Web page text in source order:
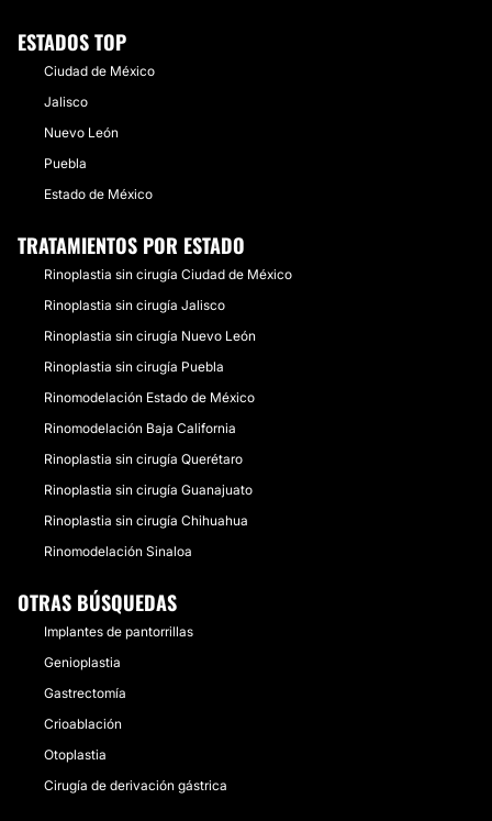
ESTADOS TOP
Ciudad de México
Jalisco
Nuevo León
Puebla
Estado de México
TRATAMIENTOS POR ESTADO
Rinoplastia sin cirugía Ciudad de México
Rinoplastia sin cirugía Jalisco
Rinoplastia sin cirugía Nuevo León
Rinoplastia sin cirugía Puebla
Rinomodelación Estado de México
Rinomodelación Baja California
Rinoplastia sin cirugía Querétaro
Rinoplastia sin cirugía Guanajuato
Rinoplastia sin cirugía Chihuahua
Rinomodelación Sinaloa
OTRAS BÚSQUEDAS
Implantes de pantorrillas
Genioplastia
Gastrectomía
Crioablación
Otoplastia
Cirugía de derivación gástrica